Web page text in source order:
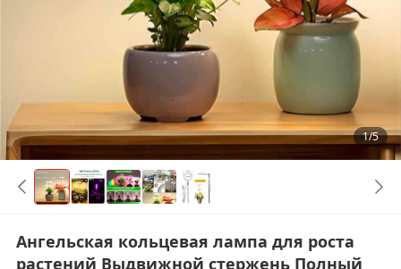
1/5
Ангельская кольцевая лампа для роста
растений Выдвижной стержень Полный